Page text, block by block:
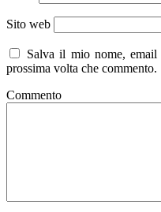
Sito web
Salva il mio nome,
prossima volta che commento.